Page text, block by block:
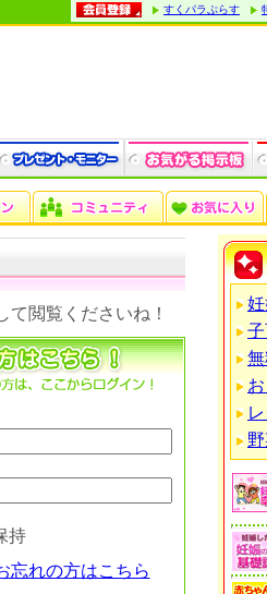
すくパラぷらす
閲覧くださいね！
持
忘れの方はこちら